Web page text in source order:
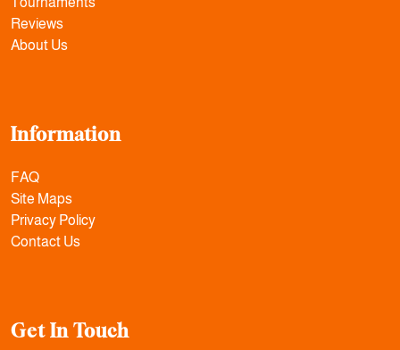
Reviews
About Us
Information
FAQ
Site Maps
Privacy Policy
Contact Us
Get In Touch